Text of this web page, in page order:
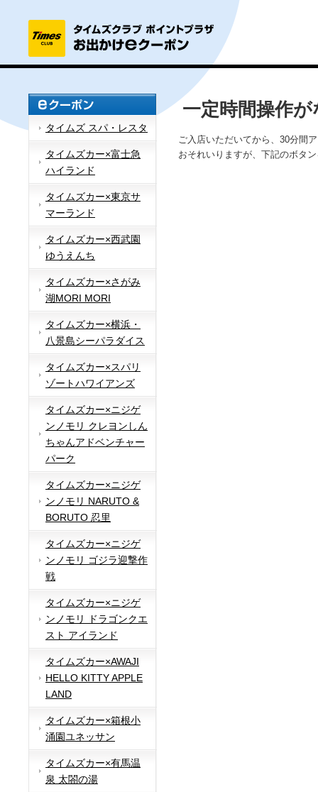
タイムズ スパ・レスタ
タイムズカー×富士急
ハイランド
タイムズカー×東京サ
マーランド
タイムズカー×西武園
ゆうえんち
タイムズカー×さがみ
湖MORI MORI
タイムズカー×横浜・
八景島シーパラダイス
タイムズカー×スパリ
ゾートハワイアンズ
タイムズカー×ニジゲ
ンノモリ クレヨンしん
ちゃんアドベンチャー
パーク
タイムズカー×ニジゲ
ンノモリ NARUTO &
BORUTO 忍里
タイムズカー×ニジゲ
ンノモリ ゴジラ迎撃作
戦
タイムズカー×ニジゲ
ンノモリ ドラゴンクエ
スト アイランド
タイムズカー×AWAJI
HELLO KITTY APPLE
LAND
タイムズカー×箱根小
涌園ユネッサン
タイムズカー×有馬温
泉 太閤の湯
一定時間操作
ご入店いただいてから、30分間
おそれいりますが、下記のボタ